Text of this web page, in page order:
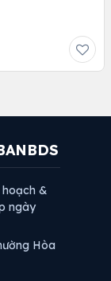
hoạch &
ngày
Hòa